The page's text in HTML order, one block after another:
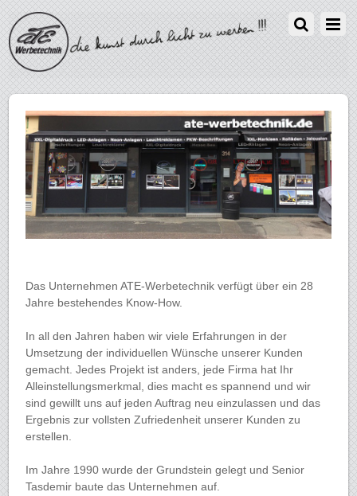
Das Unternehmen ATE-Werbetechnik verfügt über ein 28
Jahre bestehendes Know-How.
In all den Jahren haben wir viele Erfahrungen in der
Umsetzung der individuellen Wünsche unserer Kunden
gemacht. Jedes Projekt ist anders, jede Firma hat Ihr
Alleinstellungsmerkmal, dies macht es spannend und wir
sind gewillt uns auf jeden Auftrag neu einzulassen und das
Ergebnis zur vollsten Zufriedenheit unserer Kunden zu
erstellen.
Im Jahre 1990 wurde der Grundstein gelegt und Senior
Tasdemir baute das Unternehmen auf.